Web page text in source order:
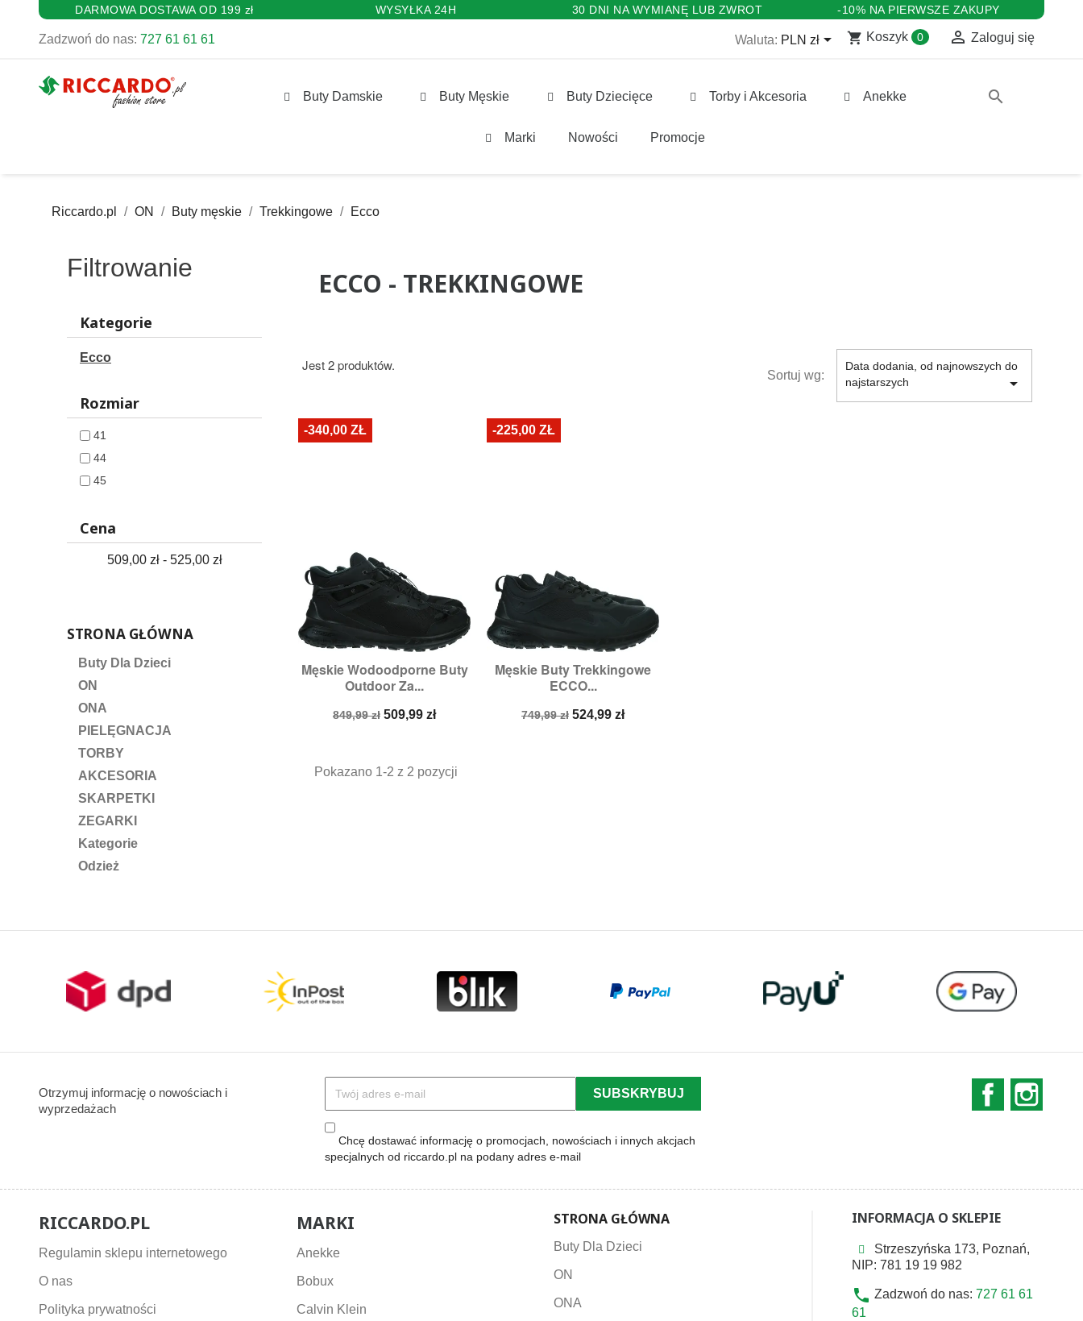
DARMOWA DOSTAWA OD 199 zł WYSYŁKA 24H 30 DNI NA WYMIANĘ LUB ZWROT -10% NA PIERWSZE ZAKUPY
Zadzwoń do nas: 727 61 61 61 Waluta: PLN zł shopping_cart Koszyk 0  Zaloguj się
Buty Damskie Buty Męskie Buty Dziecięce Torby i Akcesoria Anekke
Marki Nowości Promocje
search
Riccardo.pl ON Buty męskie Trekkingowe Ecco
Filtrowanie
Kategorie
Ecco
Rozmiar
41
44
45
Cena
509,00 zł - 525,00 zł
STRONA GŁÓWNA
Buty Dla Dzieci
ON
ONA
PIELĘGNACJA
TORBY
AKCESORIA
SKARPETKI
ZEGARKI
Kategorie
Odzież
ECCO - TREKKINGOWE
Jest 2 produktów.
Sortuj wg:
Data dodania, od najnowszych do
najstarszych

Męskie Wodoodporne Buty
Outdoor Za...
Cena
849,99 zł Cena
509,99 zł
Szybki podgląd
Rozmiary: 44,45
-340,00 ZŁ
Męskie Buty Trekkingowe
ECCO...
Cena
749,99 zł Cena
524,99 zł
Szybki podgląd
Rozmiary:41
-225,00 ZŁ
Pokazano 1-2 z 2 pozycji
Otrzymuj informację o nowościach i
wyprzedażach
Chcę dostawać informację o promocjach, nowościach i innych akcjach
specjalnych od riccardo.pl na podany adres e-mail
Facebook
RICCARDO.PL
Regulamin sklepu internetowego
O nas
Polityka prywatności
MARKI
Anekke
Bobux
Calvin Klein
STRONA GŁÓWNA
Buty Dla Dzieci
ON
ONA
INFORMACJA O SKLEPIE
Strzeszyńska 173, Poznań,
NIP: 781 19 19 982
phone Zadzwoń do nas: 727 61 61
61